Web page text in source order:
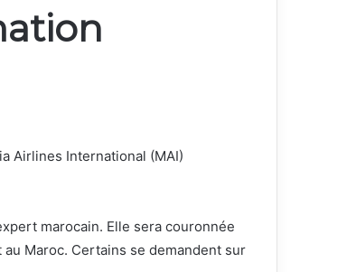
Airlines International (MAI)
marocain. Elle sera couronnée
Maroc. Certains se demandent sur